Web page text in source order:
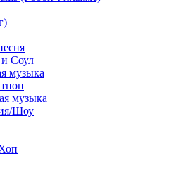
Соул
музыка
музыка
Шоу